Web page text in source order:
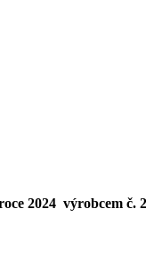
2024 výrobcem